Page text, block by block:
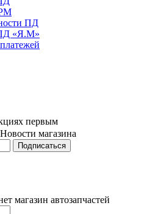
ПД
ПД «Я.М»
первым
Новости магазина
магазин автозапчастей